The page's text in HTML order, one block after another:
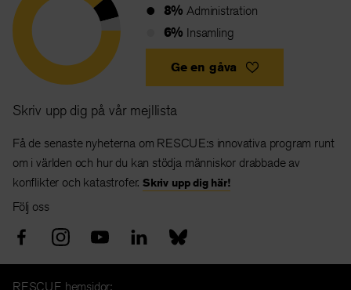
8% Administration
6% Insamling
Ge en gåva
Skriv upp dig på vår mejllista
Få de senaste nyheterna om RESCUE:s innovativa program runt
om i världen och hur du kan stödja människor drabbade av
konflikter och katastrofer. Skriv upp dig här!
Följ oss
RESCUE hemsidor: